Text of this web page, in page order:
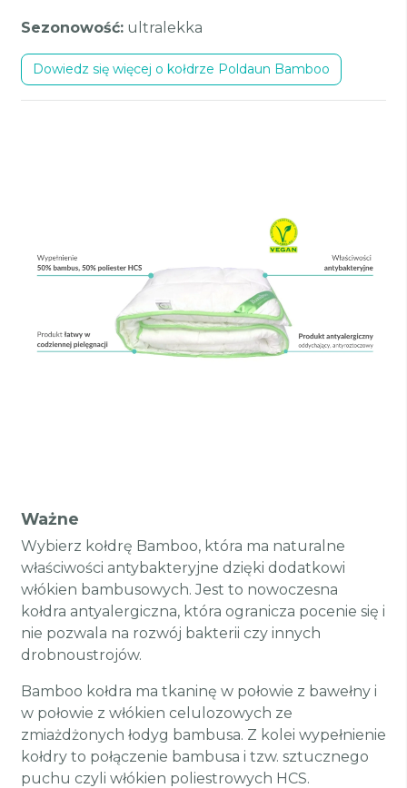
Sezonowość: ultralekka
Dowiedz się więcej o kołdrze Poldaun Bamboo
Ważne
Wybierz kołdrę Bamboo, która ma naturalne
właściwości antybakteryjne dzięki dodatkowi
włókien bambusowych. Jest to nowoczesna
kołdra antyalergiczna, która ogranicza pocenie się i
nie pozwala na rozwój bakterii czy innych
drobnoustrojów.
Bamboo kołdra ma tkaninę w połowie z bawełny i
w połowie z włókien celulozowych ze
zmiażdżonych łodyg bambusa. Z kolei wypełnienie
kołdry to połączenie bambusa i tzw. sztucznego
puchu czyli włókien poliestrowych HCS.